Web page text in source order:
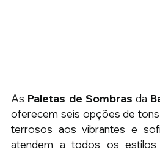
As Paletas de Sombras da
oferecem seis opções de tons
terrosos aos vibrantes e
atendem a todos os estilos